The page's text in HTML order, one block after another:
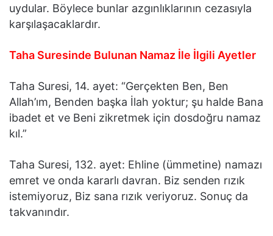
uydular. Böylece bunlar azgınlıklarının cezasıyla
karşılaşacaklardır.
Taha Suresinde Bulunan Namaz İle İlgili Ayetler
Taha Suresi, 14. ayet: “Gerçekten Ben, Ben
Allah’ım, Benden başka İlah yoktur; şu halde Bana
ibadet et ve Beni zikretmek için dosdoğru namaz
kıl.”
Taha Suresi, 132. ayet: Ehline (ümmetine) namazı
emret ve onda kararlı davran. Biz senden rızık
istemiyoruz, Biz sana rızık veriyoruz. Sonuç da
takvanındır.